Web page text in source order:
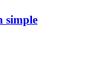
simple